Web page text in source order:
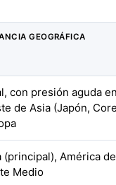
GEOGRÁFICA
con presión aguda
de Asia (Japón,
(principal), América
Medio